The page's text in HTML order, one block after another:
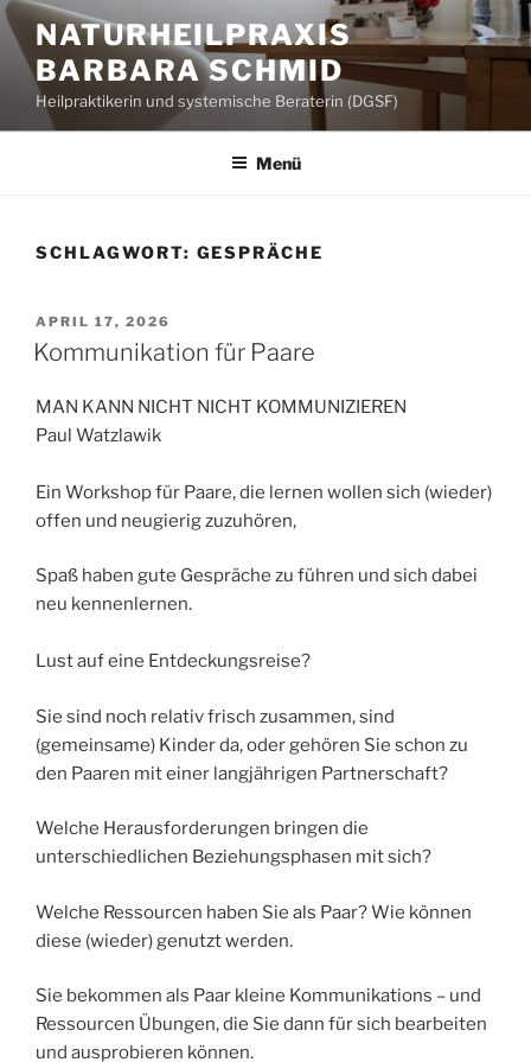
Zum
Inhalt
springen
NATURHEILPRAXIS
BARBARA SCHMID
Heilpraktikerin und systemische Beraterin (DGSF)
Menü
SCHLAGWORT: GESPRÄCHE
VERÖFFENTLICHT
AM
APRIL 17, 2026
Kommunikation für Paare
MAN KANN NICHT NICHT KOMMUNIZIEREN
Paul Watzlawik
Ein Workshop für Paare, die lernen wollen sich (wieder)
offen und neugierig zuzuhören,
Spaß haben gute Gespräche zu führen und sich dabei
neu kennenlernen.
Lust auf eine Entdeckungsreise?
Sie sind noch relativ frisch zusammen, sind
(gemeinsame) Kinder da, oder gehören Sie schon zu
den Paaren mit einer langjährigen Partnerschaft?
Welche Herausforderungen bringen die
unterschiedlichen Beziehungsphasen mit sich?
Welche Ressourcen haben Sie als Paar? Wie können
diese (wieder) genutzt werden.
Sie bekommen als Paar kleine Kommunikations – und
Ressourcen Übungen, die Sie dann für sich bearbeiten
und ausprobieren können.